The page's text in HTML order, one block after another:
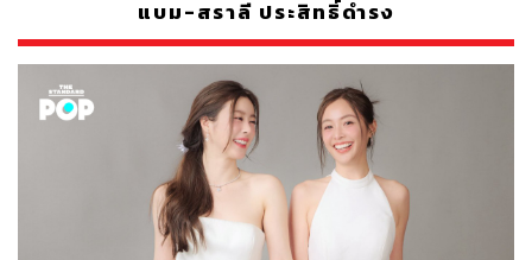
แบม-สราลี ประสิทธิ์ดำรง